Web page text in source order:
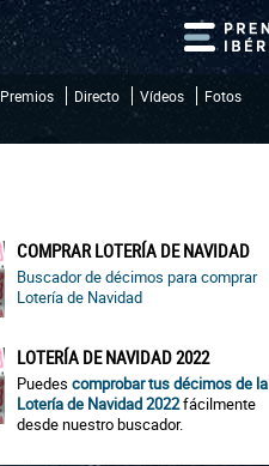
Premios Directo Vídeos
Fotos
COMPRAR LOTERÍA DE NAVIDAD
Buscador de décimos para comprar
Lotería de Navidad
LOTERÍA DE NAVIDAD 2022
Puedes comprobar tus décimos de la
Lotería de Navidad 2022fácilmente
desde nuestro buscador.